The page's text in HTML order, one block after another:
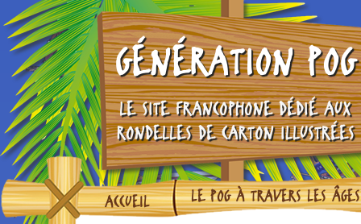
GÉNÉRATION POG
LE SITE FRANCOPHONE DÉDIÉ AUX
RONDELLES DE CARTON ILLUSTRÉES
ACCUEIL LE POG À TRAVERS LES ÂGES